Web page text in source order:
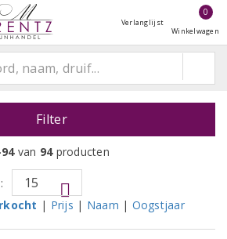
Verlanglijst
0
Winkelwagen
Filter
van 94producten
| Prijs | Naam | Oogstjaar